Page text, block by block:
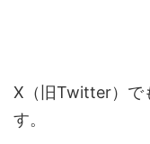
X（旧Twitter）で
す。